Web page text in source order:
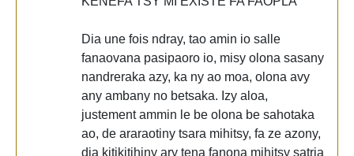
Dia une fois ndray, tao amin io salle
fanaovana pasipaoro io, misy olona sasany
nandreraka azy, ka ny ao moa, olona avy
any ambany no betsaka. Izy aloa,
justement ammin le be olona be sahotaka
ao, de araraotiny tsara mihitsy, fa ze azony,
dia kitikitihiny ary tena fanona mihitsy satria